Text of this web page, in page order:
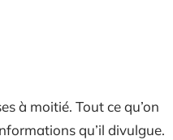
à moitié. Tout ce qu’on
qu’il divulgue.